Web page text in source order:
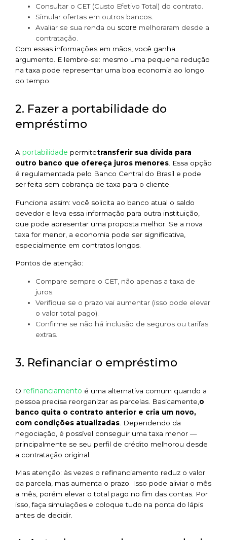
Consultar o CET (Custo Efetivo Total) do contrato.
Simular ofertas em outros bancos.
Avaliar se sua renda ou score melhoraram desde a
contratação.
Com essas informações em mãos, você ganha
argumento. E lembre-se: mesmo uma pequena redução
na taxa pode representar uma boa economia ao longo
do tempo.
2. Fazer a portabilidade do
empréstimo
A portabilidade permitetransferir sua dívida para
outro banco que ofereça juros menores. Essa opção
é regulamentada pelo Banco Central do Brasil e pode
ser feita sem cobrança de taxa para o cliente.
Funciona assim: você solicita ao banco atual o saldo
devedor e leva essa informação para outra instituição,
que pode apresentar uma proposta melhor. Se a nova
taxa for menor, a economia pode ser significativa,
especialmente em contratos longos.
Pontos de atenção:
Compare sempre o CET, não apenas a taxa de
juros.
Verifique se o prazo vai aumentar (isso pode elevar
o valor total pago).
Confirme se não há inclusão de seguros ou tarifas
extras.
3. Refinanciar o empréstimo
O refinanciamento é uma alternativa comum quando a
pessoa precisa reorganizar as parcelas. Basicamente, o
banco quita o contrato anterior e cria um novo,
com condições atualizadas . Dependendo da
negociação, é possível conseguir uma taxa menor —
principalmente se seu perfil de crédito melhorou desde
a contratação original.
Mas atenção: às vezes o refinanciamento reduz o valor
da parcela, mas aumenta o prazo. Isso pode aliviar o mês
a mês, porém elevar o total pago no fim das contas. Por
isso, faça simulações e coloque tudo na ponta do lápis
antes de decidir.